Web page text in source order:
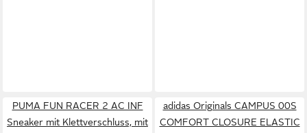
PUMA FUN RACER 2 AC INF
Sneaker mit Klettverschluss, mit
adidas Originals CAMPUS 00S
COMFORT CLOSURE ELASTIC